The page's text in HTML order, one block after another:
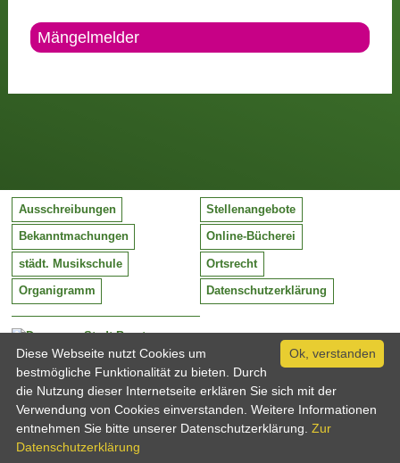
Mängelmelder
Stadt Barntrup
Mittelstraße 38
32683 Barntrup
Tel:
Email:
05263 / 409-0
info@barntrup.de
Ausschreibungen Stellenangebote
Bekanntmachungen Online-Bücherei
städt. Musikschule Ortsrecht
Organigramm Datenschutzerklärung
Ok, verstanden
Diese Webseite nutzt Cookies um
bestmögliche Funktionalität zu bieten. Durch
die Nutzung dieser Internetseite erklären Sie sich mit der
Verwendung von Cookies einverstanden. Weitere Informationen
entnehmen Sie bitte unserer Datenschutzerklärung. Zur
Datenschutzerklärung